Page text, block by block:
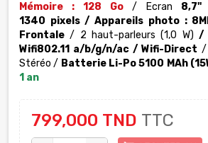
Mémoire : 128 Go
/ Ecran 8,7''
1340 pixels/ Appareils photo :
Frontale / 2 haut-parleurs (1,0 W)/
Wifi802.11 a/b/g/n/ac / Wifi-Direct /
Stéréo/ Batterie Li-Po 5100 MAh
1 an
799,000 TND TTC